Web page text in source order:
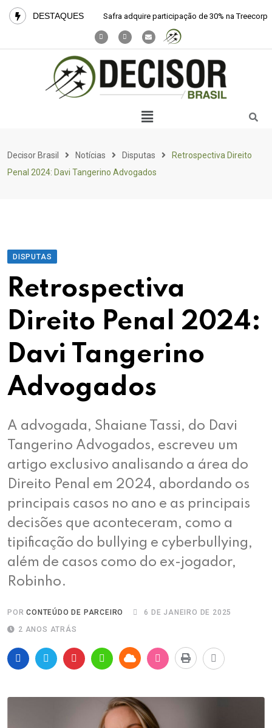
DESTAQUES Safra adquire participação de 30% na Treecorp
Decisor Brasil Notícias Disputas
Retrospectiva Direito
Penal 2024: Davi Tangerino Advogados
DISPUTAS
Retrospectiva
Direito Penal 2024:
Davi Tangerino
Advogados
A advogada, Shaiane Tassi, do Davi
Tangerino Advogados, escreveu um
artigo exclusivo analisando a área do
Direito Penal em 2024, abordando os
principais casos no ano e as principais
decisões que aconteceram, como a
tipificação do bullying e cyberbullying,
além de casos como do ex-jogador,
Robinho.
PORCONTEÚDO DE PARCEIRO
6 DE JANEIRO DE 2025
2 ANOS ATRÁS